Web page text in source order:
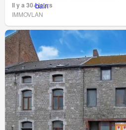
Il y a 30+ jours
IMMOVLAN